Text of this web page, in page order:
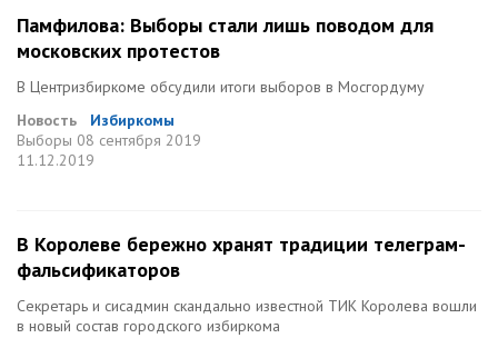
Памфилова: Выборы стали лишь поводом для
московских протестов
В Центризбиркоме обсудили итоги выборов в Мосгордуму
Новость
Избиркомы
Выборы 08 сентября 2019
11.12.2019
В Королеве бережно хранят традиции телеграм-
фальсификаторов
Секретарь и сисадмин скандально известной ТИК Королева вошли
в новый состав городского избиркома